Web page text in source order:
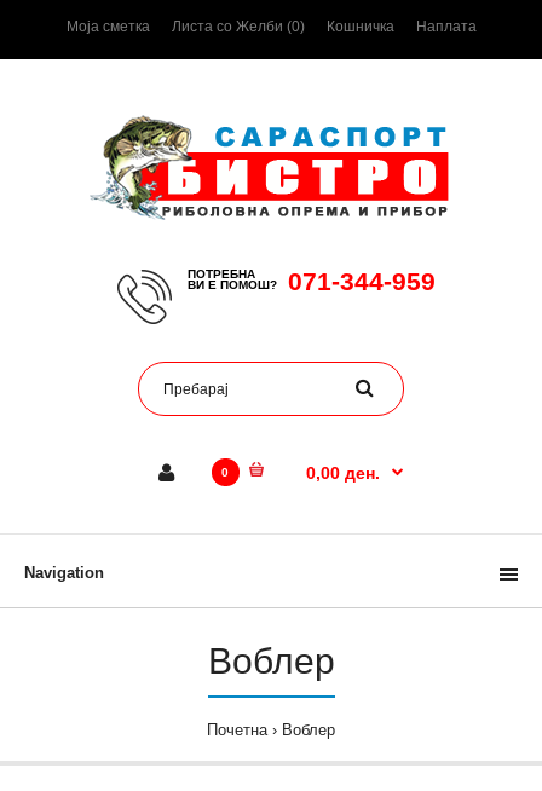
Моја сметка Листа со Желби (0) Кошничка Наплата
ПОТРЕБНА
ВИ Е ПОМОШ?
071-344-959
0 0,00 ден.
Navigation
Воблер
Почетна Воблер